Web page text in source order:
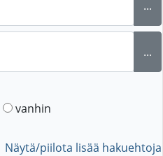
...
...
vanhin
Näytä/piilota lisää hakuehtoja